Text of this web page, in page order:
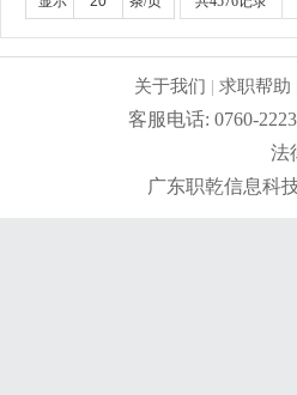
关于我们 |求职帮助
客服电话: 0760-
法
广东职乾信息科